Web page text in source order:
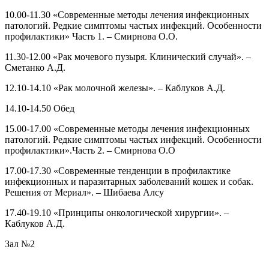
10.00-11.30 «Современные методы лечения инфекционных
патологий. Редкие симптомы частых инфекций. Особенности
профилактики» Часть 1. – Смирнова О.О.
11.30-12.00 «Рак мочевого пузыря. Клинический случай». –
Сметанко А.Д.
12.10-14.10 «Рак молочной железы». – Каблуков А.Д.
14.10-14.50 Обед
15.00-17.00 «Современные методы лечения инфекционных
патологий. Редкие симптомы частых инфекций. Особенности
профилактики».Часть 2. – Смирнова О.О
17.00-17.30 «Современные тенденции в профилактике
инфекционных и паразитарных заболеваний кошек и собак.
Решения от Мериал». – Шибаева Алсу
17.40-19.10 «Принципы онкологической хирургии». –
Каблуков А.Д.
Зал №2